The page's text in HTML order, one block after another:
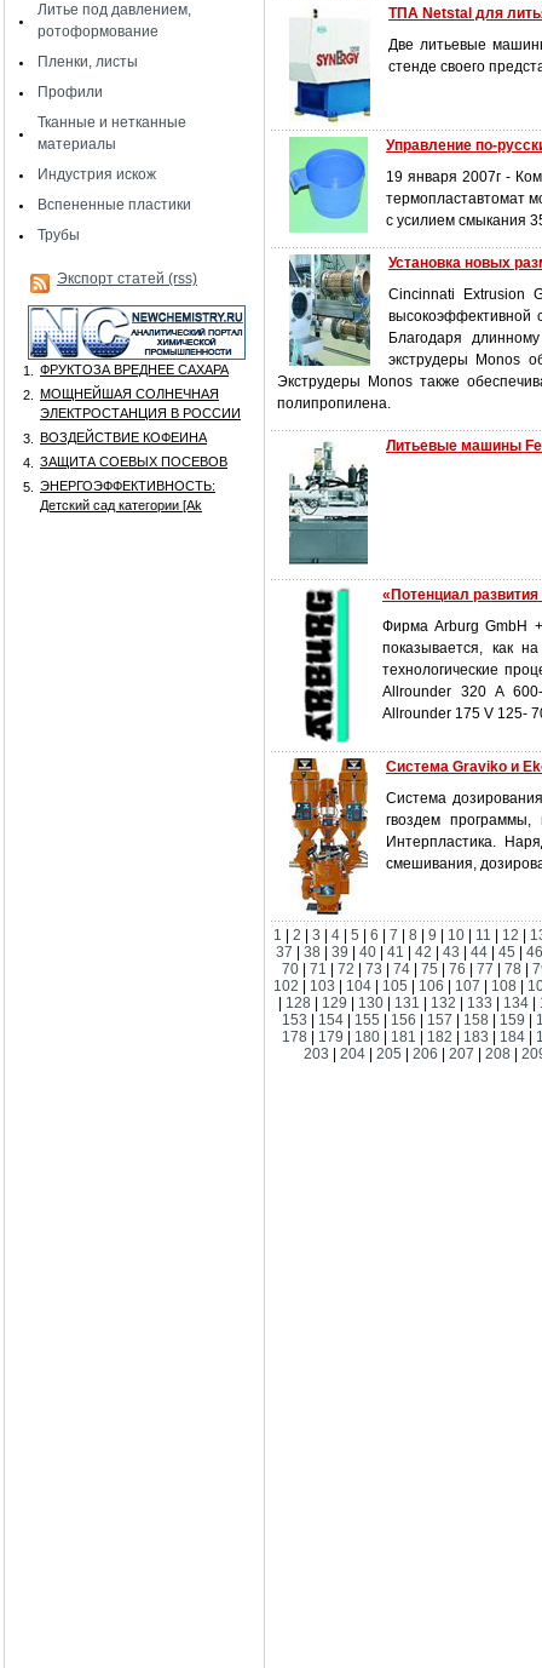
Литье под давлением,
ротоформование
Пленки, листы
Профили
Тканные и нетканные
материалы
Индустрия искож
Вспененные пластики
Трубы
Экспорт статей (rss)
1.
ФРУКТОЗА ВРЕДНЕЕ САХАРА
2.
МОЩНЕЙШАЯ СОЛНЕЧНАЯ
ЭЛЕКТРОСТАНЦИЯ В РОССИИ
3.
ВОЗДЕЙСТВИЕ КОФЕИНА
4.
ЗАЩИТА СОЕВЫХ ПОСЕВОВ
5.
ЭНЕРГОЭФФЕКТИВНОСТЬ:
Детский сад категории [Аk
ТПА Netstal для
Две литьевые
стенде своего
Управление по-
19 января 2007г -
термопластавтомат
с усилием смыкания
Установка новых
Cincinnati Extrusion
высокоэффективной
Благодаря
экструдеры Monos
Экструдеры Monos также
полипропилена.
Литьевые машины
«Потенциал
Фирма Arburg GmbH
показывается, как
технологические
Allrounder 320 A
Allrounder 175 V 125-
Система Graviko и
Система
гвоздем
Интерпластика.
смешивания,
1 2 3 4 5 6 7 8 9 10 11 12
37
|38 |39 |40 |41 |42 |43 |44 |45 |
70
71 72 73 74 75 76 77 78
102
103 104 105 106 107 108
128 129 130 131 132 133 134
153
154 155 156 157 158 159
178
179 180 181 182 183 184
203
|204 |205 |206 |207 |208 |